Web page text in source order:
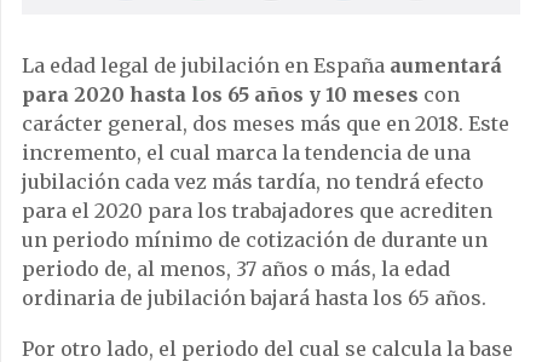
La edad legal de jubilación en España aumentará
para 2020 hasta los 65 años y 10 meses con
carácter general, dos meses más que en 2018. Este
incremento, el cual marca la tendencia de una
jubilación cada vez más tardía, no tendrá efecto
para el 2020 para los trabajadores que acrediten
un periodo mínimo de cotización de durante un
periodo de, al menos, 37 años o más, la edad
ordinaria de jubilación bajará hasta los 65 años.
Por otro lado, el periodo del cual se calcula la base